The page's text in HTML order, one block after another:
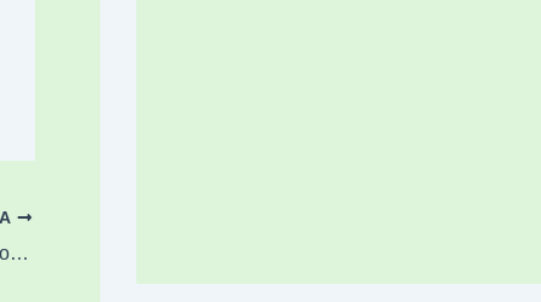
1.245 herritarrek Zornotzaren etorkizunerako norabidea zehaztu dute